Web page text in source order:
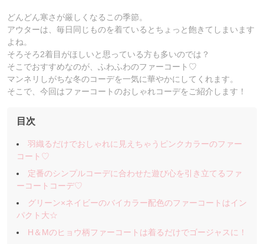
どんどん寒さが厳しくなるこの季節。
アウターは、毎日同じものを着ているとちょっと飽きてしまいます
よね。
そろそろ2着目がほしいと思っている方も多いのでは？
そこでおすすめなのが、ふわふわのファーコート♡
マンネリしがちな冬のコーデを一気に華やかにしてくれます。
そこで、今回はファーコートのおしゃれコーデをご紹介します！
目次
羽織るだけでおしゃれに見えちゃうピンクカラーのファー
コート♡
定番のシンプルコーデに合わせた遊び心を引き立てるファ
ーコートコーデ♡
グリーン×ネイビーのバイカラー配色のファーコートはイン
パクト大☆
H＆Mのヒョウ柄ファーコートは着るだけでゴージャスに！